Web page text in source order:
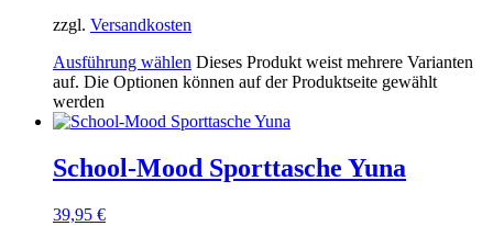
zzgl. Versandkosten
Ausführung wählen Dieses Produkt weist mehrere Varianten
auf. Die Optionen können auf der Produktseite gewählt
werden
School-Mood Sporttasche Yuna
39,95 €